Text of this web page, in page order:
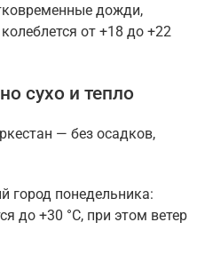
дожди,
от +18 до +22
сухо и тепло
— без осадков,
город понедельника:
до +30 °C, при этом ветер